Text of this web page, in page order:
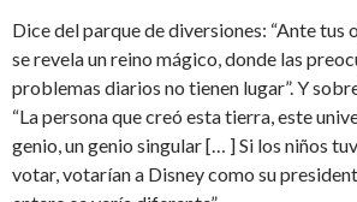
Dice del parque de diversiones: “Ante tus
se revela un reino mágico, donde las
problemas diarios no tienen lugar”. Y
“La persona que creó esta tierra, este
genio, un genio singular [… ] Si los niños
votar, votarían a Disney como su